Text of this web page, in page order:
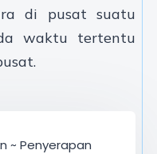
di pusat suatu
waktu tertentu
~ Penyerapan